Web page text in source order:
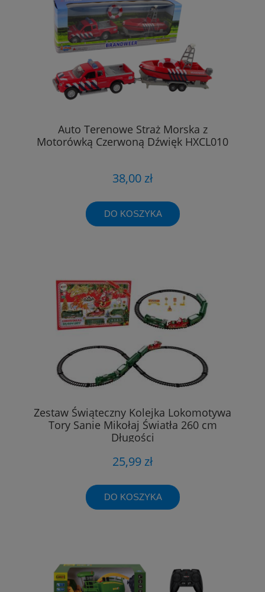
Auto Terenowe Straż Morska z
Motorówką Czerwoną Dźwięk HXCL010
38,00 zł
DO KOSZYKA
Zestaw Świąteczny Kolejka Lokomotywa
Tory Sanie Mikołaj Światła 260 cm
Długości
25,99 zł
DO KOSZYKA